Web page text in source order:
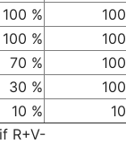
100 %
100 %
70 %
30 %
10 %
R+V-